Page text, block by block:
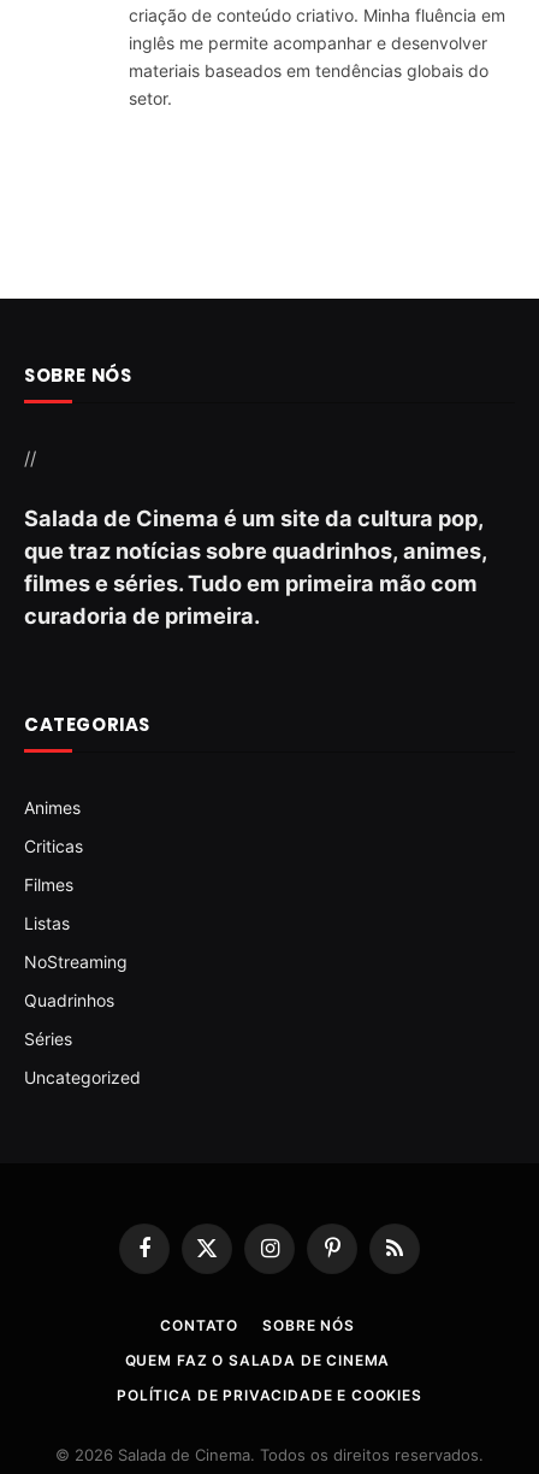
criação de conteúdo criativo. Minha fluência em
inglês me permite acompanhar e desenvolver
materiais baseados em tendências globais do
setor.
SOBRE NÓS
//
Salada de Cinema é um site da cultura pop,
que traz notícias sobre quadrinhos, animes,
filmes e séries. Tudo em primeira mão com
curadoria de primeira.
CATEGORIAS
Animes
Criticas
Filmes
Listas
NoStreaming
Quadrinhos
Séries
Uncategorized
Facebook
X
InstagramPinterestRSS
CONTATO
SOBRE NÓS
QUEM FAZ O SALADA DE CINEMA
POLÍTICA DE PRIVACIDADE E COOKIES
© 2026 Salada de Cinema. Todos os direitos reservados.